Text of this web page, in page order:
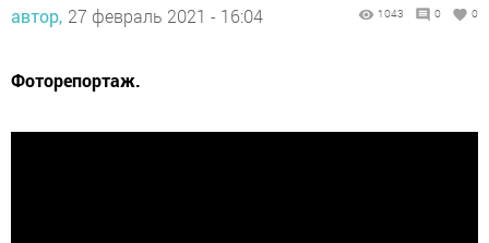
автор, 27 февраль 2021 - 16:04 1043 0 0
Фоторепортаж.